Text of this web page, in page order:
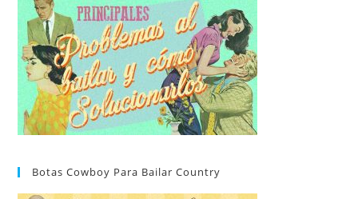
Botas Cowboy Para Bailar Country